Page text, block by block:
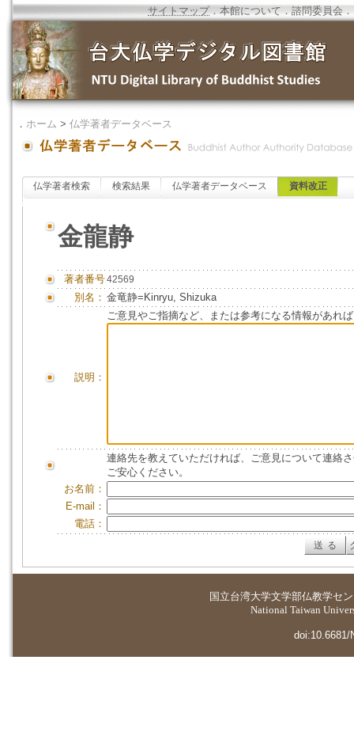
サイトマップ．本館について ．諮問委員会 ．
． ホーム > 仏学著者データベース
仏学著者検索 検索結果 仏学著者データベース 資料改正
金龍静
著者番号42569
別名： 金竜静=Kinryu, Shizuka
説明：
ご意見やご指摘など、または参考になる情報があれ
連絡先を教えていただければ、ご意見について連絡
ご安心ください。
お名前：
E-mail：
電話：
国立台湾大学文学部仏教学セ
National Taiwan
doi:10.6681/